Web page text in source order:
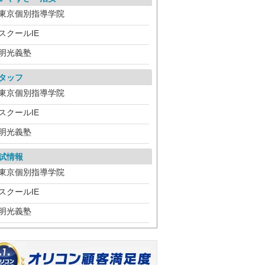
京個別指導学院
クールIE
光義塾
ッフ
京個別指導学院
クールIE
光義塾
情報
京個別指導学院
クールIE
光義塾